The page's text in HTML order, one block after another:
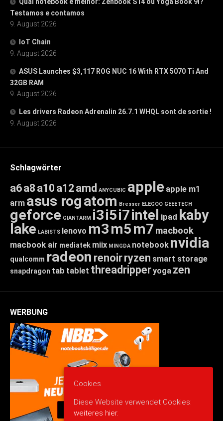
Testamos e contamos
9. August 2026
IoT Chain
9. August 2026
ASUS Launches $3,117 ROG NUC 16 With RTX 5070 Ti And
32GB RAM
9. August 2026
Les drivers Radeon Adrenalin 26.7.1 WHQL sont de sortie !
9. August 2026
Schlagwörter
a6a8 a10 a12amd ANYCUBIC apple apple m1
arm asus rogatom Bresser ELEGOO GEEETECH
geforce GIANTARM i3i5i7intel ipad kaby
lake LABISTS lenovo m3m5m7 macbook
macbook air mediatek miix MINGDA notebook nvidia
qualcomm radeon renoirryzen smart storage
snapdragon tab tablet threadripperyoga zen
WERBUNG
Cookies
Diese Website verwendet Cookies:
weiteres hier.